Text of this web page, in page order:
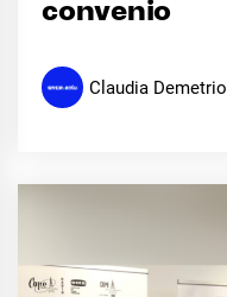
convenio
Claudia Demetrio